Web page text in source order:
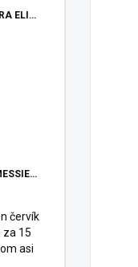
DETEKTOR KOVOV MINELAB X-TERRA ELITE PINPOITER SET
PREVODOVÁ REDUKCIA BRESSER MESSIER HEXAFOC 1:10
červík
za 15
asi